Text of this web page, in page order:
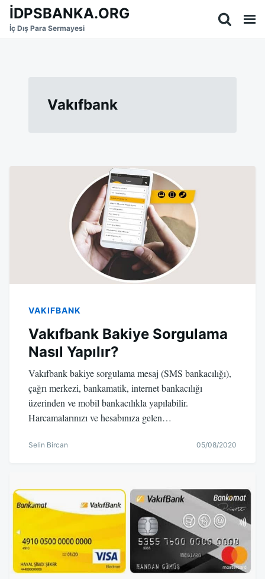
SkipSearch
for:
İDPSBANKA.ORG
İç Dış Para Sermayesi
Vakıfbank
VAKIFBANK
Vakıfbank Bakiye Sorgulama
Nasıl Yapılır?
Vakıfbank bakiye sorgulama mesaj (SMS bankacılığı),
çağrı merkezi, bankamatik, internet bankacılığı
üzerinden ve mobil bankacılıkla yapılabilir.
Harcamalarınızı ve hesabınıza gelen…
Selin Bircan 05/08/2020